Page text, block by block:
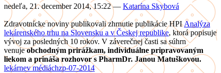
nedeľa, 21. december 2014, 15:22 — Katarína Skybová
Zdravotnícke noviny publikovali zhrnutie publikácie HPIAnalýza
lekárenského trhu na Slovensku a v Českej republike, ktorá popisuje
vývoj za posledných 10 rokov. V záverečnej časti sa súhrn
venujeobchodným prirážkam, individuálne pripravovaným
liekom a prináša rozhovor s PharmDr. Janou Matuškovou.
lekárnev médiáchzp-07-2014